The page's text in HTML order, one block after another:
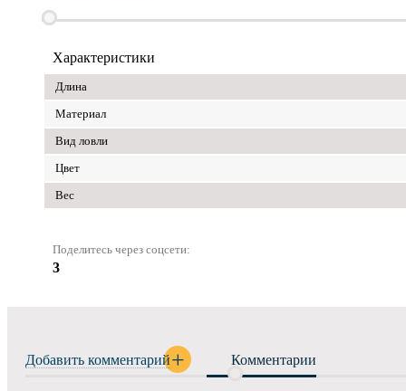
Характеристики
Длина
Материал
Вид ловли
Цвет
Вес
Поделитесь через соцсети:
3
Добавить комментарий Комментарии